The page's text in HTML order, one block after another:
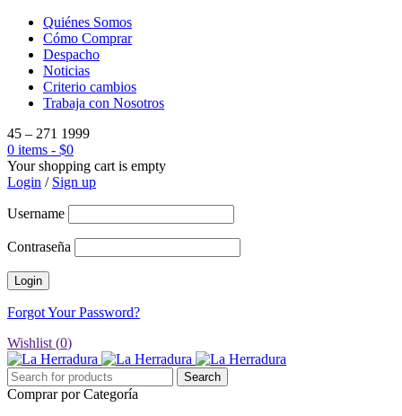
Quiénes Somos
Cómo Comprar
Despacho
Noticias
Criterio cambios
Trabaja con Nosotros
45 – 271 1999
0 items - $0
Your shopping cart is empty
Login / Sign up
Username
Contraseña
Forgot Your Password?
Wishlist (0)
Comprar por Categoría